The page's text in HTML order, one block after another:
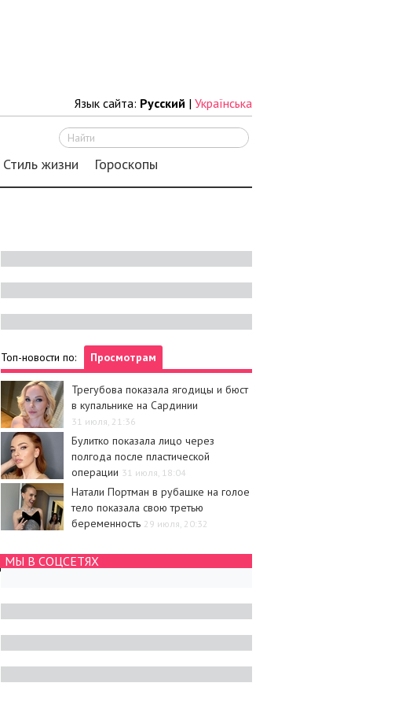
Язык сайта: Русский | Українська
Стиль жизни Гороскопы
Новости
поздравила его с серебряной
свадьбой и показала
Новости
сделала селфи на пляже
Топ-новости по: Просмотрам
Трегубова показала ягодицы и бюст
в купальнике на Сардинии
31 июля, 21:36
Булитко показала лицо через
полгода после пластической
операции 31 июля, 18:04
Натали Портман в рубашке на голое
тело показала свою третью
беременность 29 июля, 20:32
МЫ В СОЦСЕТЯХ